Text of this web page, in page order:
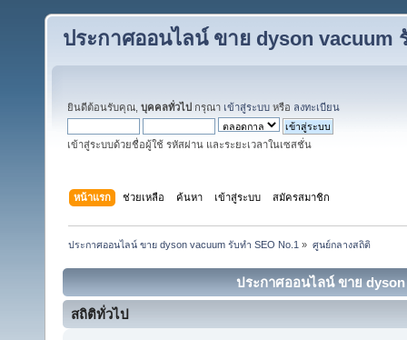
ประกาศออนไลน์ ขาย dyson vacuum
ยินดีต้อนรับคุณ, บุคคลทั่วไป กรุณา เข้าสู่ระบบ หรือ ลงทะเบียน
เข้าสู่ระบบด้วยชื่อผู้ใช้ รหัสผ่าน และระยะเวลาในเซสชั่น
หน้าแรก ช่วยเหลือ ค้นหา เข้าสู่ระบบ สมัครสมาชิก
ประกาศออนไลน์ ขาย dyson vacuum รับทำ SEO No.1 » ศูนย์กลางสถิติ
ประกาศออนไลน์ ขาย
สถิติทั่วไป